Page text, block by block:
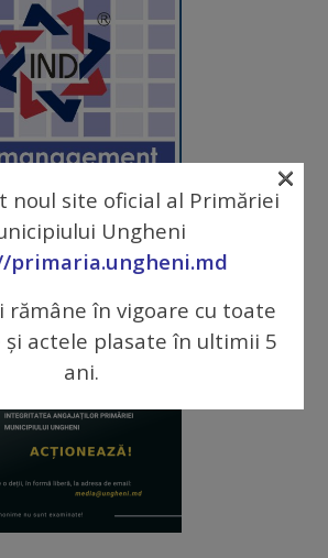
noul site oficial al Primăriei
Ungheni
primaria.ungheni.md
rămâne în vigoare cu toate
actele plasate în ultimii 5
ani.
×